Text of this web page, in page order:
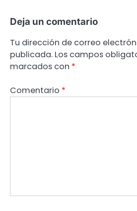
Deja un comentario
Tu dirección de correo
publicada. Los campos
marcados con *
Comentario *